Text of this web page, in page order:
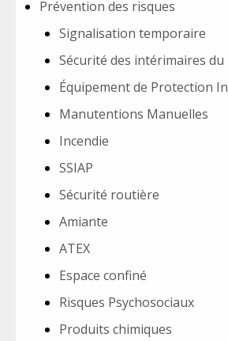
Prévention des risques
Signalisation temporaire
Sécurité des intérimaires du
Équipement de Protection
Manutentions Manuelles
Incendie
SSIAP
Sécurité routière
Amiante
ATEX
Espace confiné
Risques Psychosociaux
Produits chimiques